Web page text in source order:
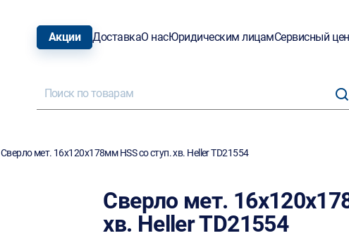
Акции ДоставкаО насЮридическим лицамСервисный
Сверло мет. 16х120х178мм HSS со ступ. хв. Heller TD21554
Сверло мет.
хв. Heller TD21554